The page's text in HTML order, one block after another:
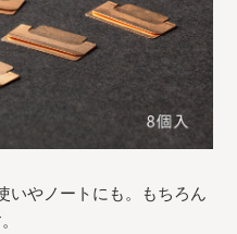
いやノートにも。もちろん